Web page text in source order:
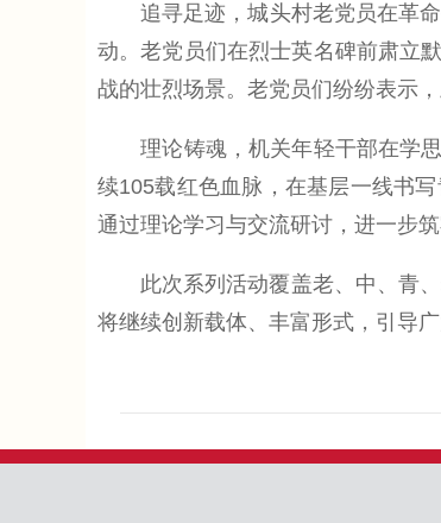
追寻足迹，城头村老党员在革命
动。老党员们在烈士英名碑前肃立
战的壮烈场景。老党员们纷纷表示
理论铸魂，机关年轻干部在学思
续105载红色血脉，在基层一线书
通过理论学习与交流研讨，进一步
此次系列活动覆盖老、中、青、
将继续创新载体、丰富形式，引导